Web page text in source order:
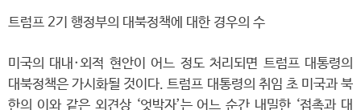
트럼프 2기 행정부의 대북정책에 대한 경우의 수
미국의 대내·외적 현안이 어느 정도 처리되면 트럼프 대통령의
대북정책은 가시화될 것이다. 트럼프 대통령의 취임 초 미국과 북
한의 이와 같은 외견상 ‘엇박자’는 어느 순간 내밀한 ‘접촉과 대